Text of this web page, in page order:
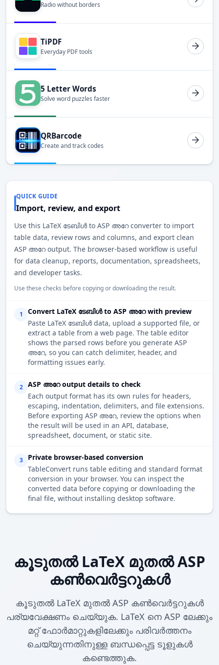
Radio without borders
TiPDF
Everyday PDF tools
5 Letter Words
Solve word puzzles faster
QRBarcode
Create and track codes
QUICK GUIDE
Import, review, and export
Use this LaTeX ടേബിൾ to ASP അറേ converter to import
table data, review rows and columns, and export clean
ASP അറേ output. The browser-based workflow is useful
for data cleanup, reports, documentation, spreadsheets,
and developer tasks.
Use these checks before copying or downloading the result.
1
Convert LaTeX ടേബിൾ to ASP അറേ with preview
Paste LaTeX ടേബിൾ data, upload a supported file, or
extract a table from a web page. The table editor
shows the parsed rows before you generate ASP
അറേ, so you can catch delimiter, header, and
formatting issues early.
2
ASP അറേ output details to check
Each output format has its own rules for headers,
escaping, indentation, delimiters, and file extensions.
Before exporting ASP അറേ, review the options when
the result will be used in an API, database,
spreadsheet, document, or static site.
3
Private browser-based conversion
TableConvert runs table editing and standard format
conversion in your browser. You can inspect the
converted data before copying or downloading the
final file, without installing desktop software.
കൂടുതൽ LaTeX മുതൽ ASP
കൺവെർട്ടറുകൾ
കൂടുതൽ LaTeX മുതൽ ASP കൺവെർട്ടറുകൾ
പര്യവേക്ഷണം ചെയ്യുക. LaTeX നെ ASP ലേക്കും
മറ്റ് ഫോർമാറ്റുകളിലേക്കും പരിവർത്തനം
ചെയ്യുന്നതിനുള്ള ബന്ധപ്പെട്ട ടൂളുകൾ
കണ്ടെത്തുക.